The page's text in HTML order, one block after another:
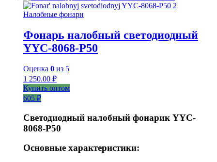
Налобные фонари
Фонарь налобный светодиодный
YYC-8068-P50
Оценка 0 из 5
1 250.00 ₽
Купить оптом
605 ₽
Светодиодный налобный фонарик YYC-
8068-P50
Основные характеристики: